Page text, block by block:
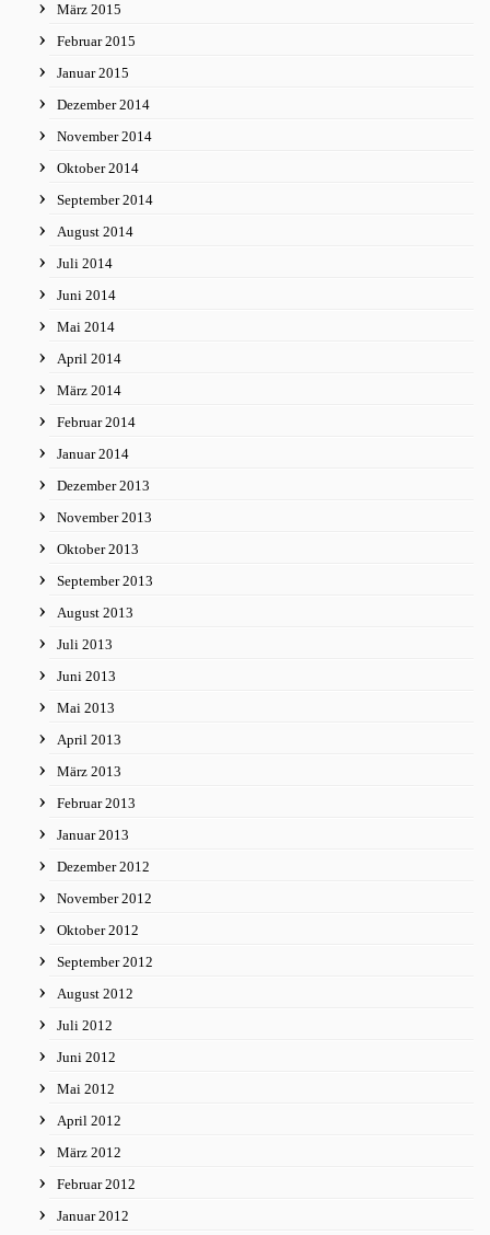
März 2015
Februar 2015
Januar 2015
Dezember 2014
November 2014
Oktober 2014
September 2014
August 2014
Juli 2014
Juni 2014
Mai 2014
April 2014
März 2014
Februar 2014
Januar 2014
Dezember 2013
November 2013
Oktober 2013
September 2013
August 2013
Juli 2013
Juni 2013
Mai 2013
April 2013
März 2013
Februar 2013
Januar 2013
Dezember 2012
November 2012
Oktober 2012
September 2012
August 2012
Juli 2012
Juni 2012
Mai 2012
April 2012
März 2012
Februar 2012
Januar 2012